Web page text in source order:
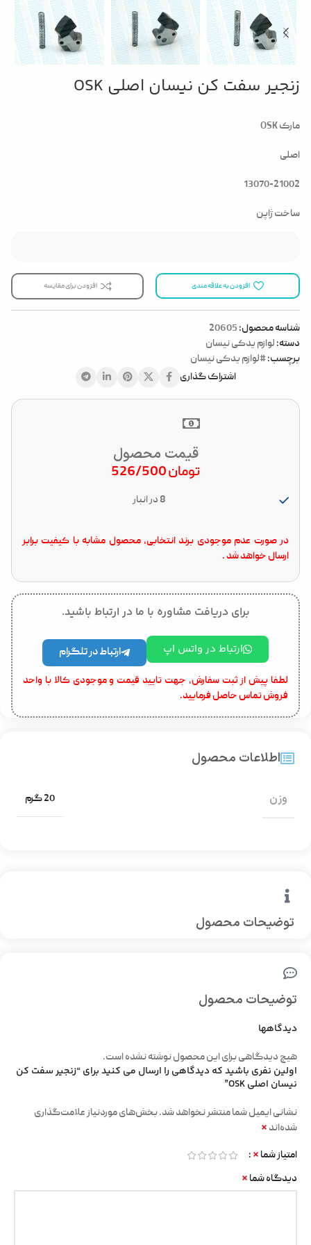
زنجیر سفت کن نیسان اصلی OSK
مارک OSK
اصلی
13070-21002
ساخت ژاپن
افزودن به علاقه مندی افزودن برای مقایسه
شناسه محصول:20605
دسته: لوازم یدکی نیسان
برچسب:#لوازم یدکی نیسان
اشتراک گذاری
قیمت محصول
تومان
8 در انبار
در صورت عدم موجودی برند انتخابی، محصول مشابه با کیفیت برابر
ارسال خواهد شد .
برای دریافت مشاوره با ما در ارتباط باشید.
ارتباط در واتس اپ ارتباط در تلگرام
لطفا پیش از ثبت سفارش، جهت تایید قیمت و موجودی کالا با واحد
فروش تماس حاصل فرمایید.
توضیحات محصول
اطلاعات محصول
وزن 20 گرم
توضیحات محصول
دیدگاهها
هیچ دیدگاهی برای این محصول نوشته نشده است.
اولین نفری باشید که دیدگاهی را ارسال می کنید برای “زنجیر سفت کن
نیسان اصلی OSK”
نشانی ایمیل شما منتشر نخواهد شد.بخش‌های موردنیاز علامت‌گذاری
شده‌اند *
امتیاز شما *
دیدگاه شما *